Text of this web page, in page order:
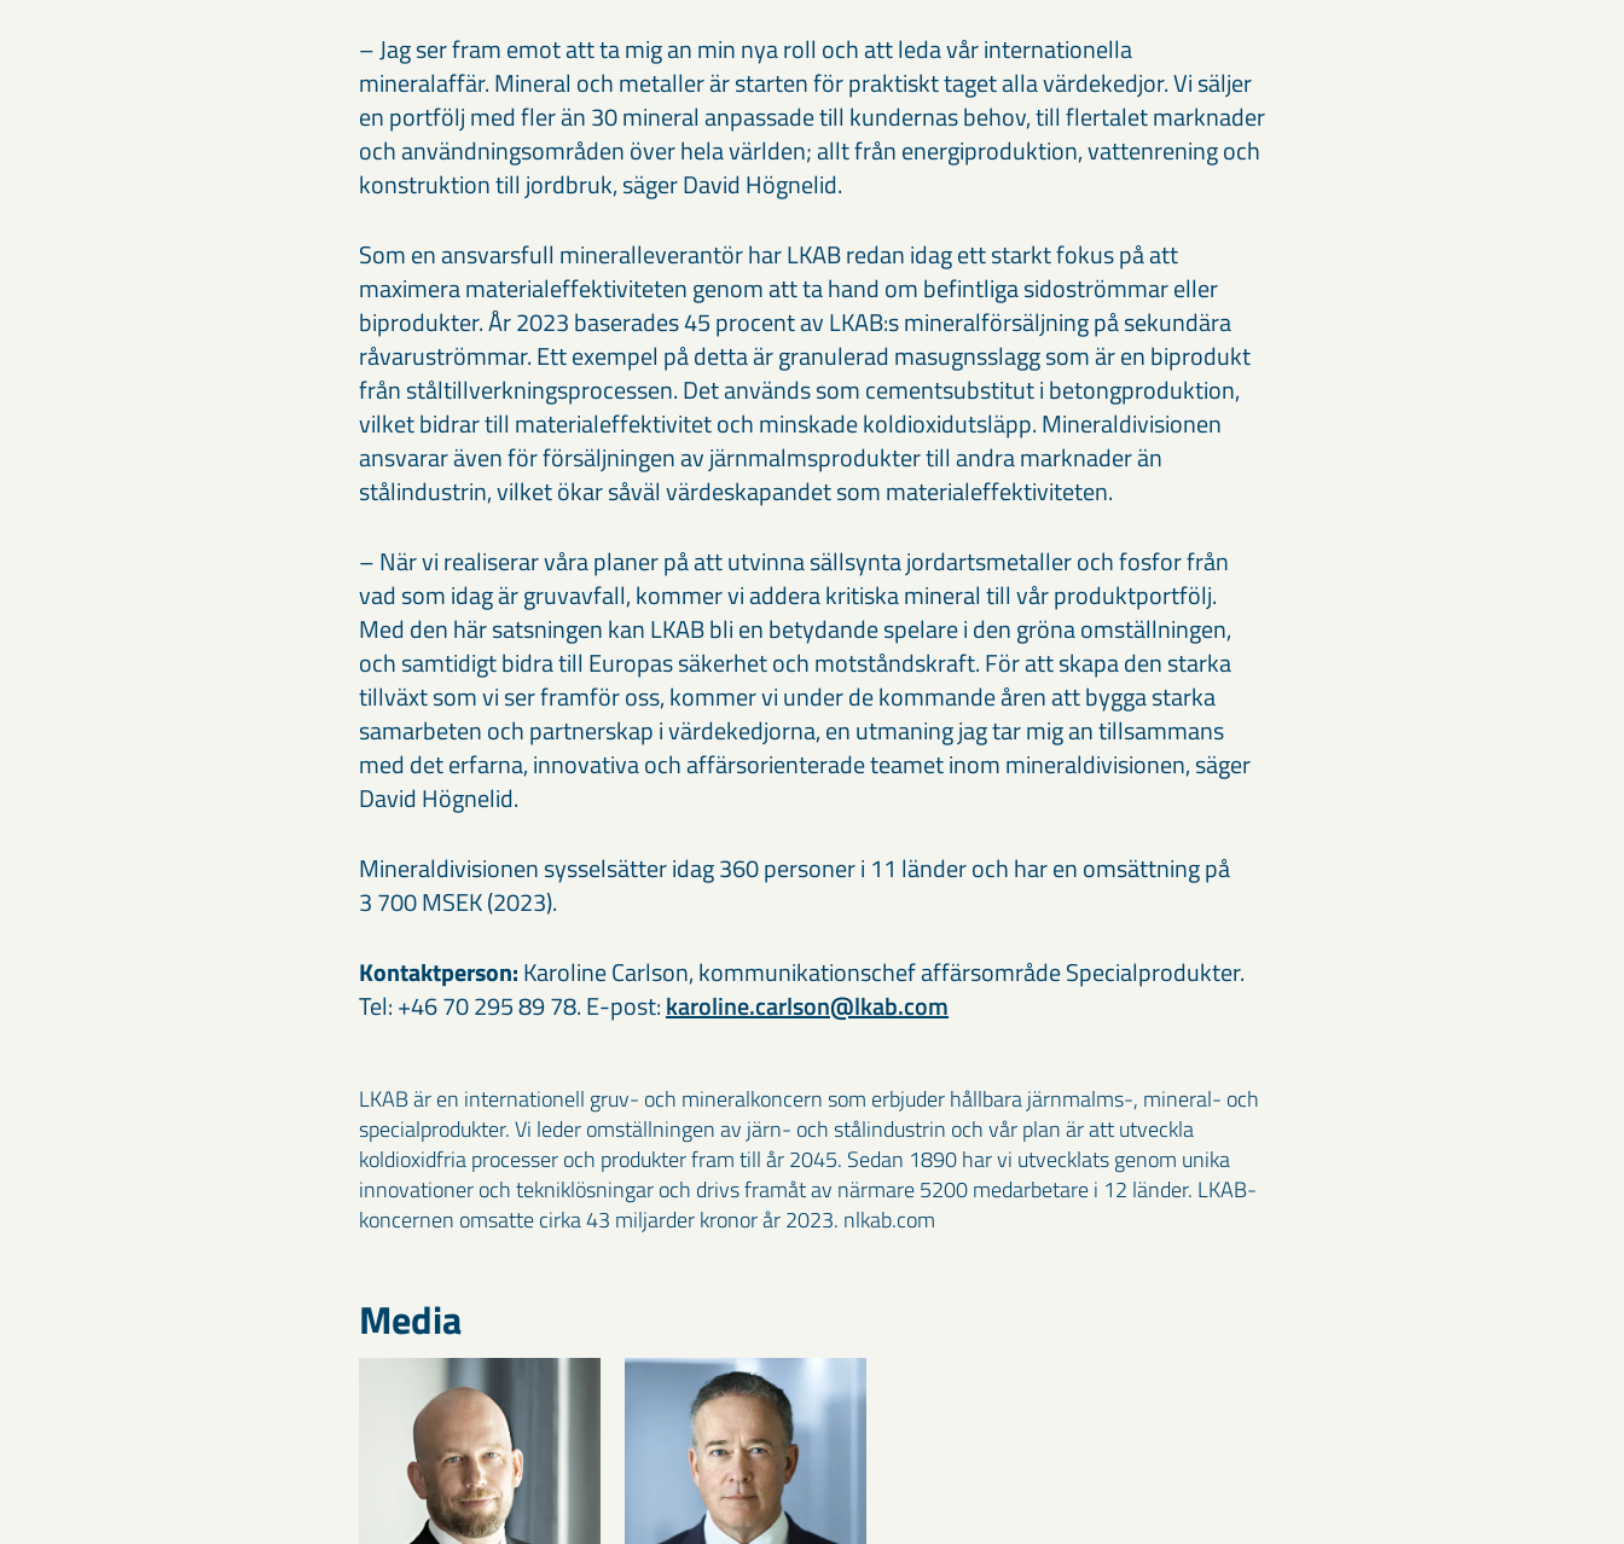
– Jag ser fram emot att ta mig an min nya roll och att leda vår internationella
mineralaffär. Mineral och metaller är starten för praktiskt taget alla värdekedjor. Vi säljer
en portfölj med fler än 30 mineral anpassade till kundernas behov, till flertalet marknader
och användningsområden över hela världen; allt från energiproduktion, vattenrening och
konstruktion till jordbruk, säger David Högnelid.
Som en ansvarsfull mineralleverantör har LKAB redan idag ett starkt fokus på att
maximera materialeffektiviteten genom att ta hand om befintliga sidoströmmar eller
biprodukter. År 2023 baserades 45 procent av LKAB:s mineralförsäljning på sekundära
råvaruströmmar. Ett exempel på detta är granulerad masugnsslagg som är en biprodukt
från ståltillverkningsprocessen. Det används som cementsubstitut i betongproduktion,
vilket bidrar till materialeffektivitet och minskade koldioxidutsläpp. Mineraldivisionen
ansvarar även för försäljningen av järnmalmsprodukter till andra marknader än
stålindustrin, vilket ökar såväl värdeskapandet som materialeffektiviteten.
– När vi realiserar våra planer på att utvinna sällsynta jordartsmetaller och fosfor från
vad som idag är gruvavfall, kommer vi addera kritiska mineral till vår produktportfölj.
Med den här satsningen kan LKAB bli en betydande spelare i den gröna omställningen,
och samtidigt bidra till Europas säkerhet och motståndskraft. För att skapa den starka
tillväxt som vi ser framför oss, kommer vi under de kommande åren att bygga starka
samarbeten och partnerskap i värdekedjorna, en utmaning jag tar mig an tillsammans
med det erfarna, innovativa och affärsorienterade teamet inom mineraldivisionen, säger
David Högnelid.
Mineraldivisionen sysselsätter idag 360 personer i 11 länder och har en omsättning på
3 700 MSEK (2023).
Kontaktperson:Karoline Carlson, kommunikationschef affärsområde Specialprodukter.
Tel: +46 70 295 89 78. E-post:karoline.carlson@lkab.com
LKAB är en internationell gruv- och mineralkoncern som erbjuder hållbara järnmalms-, mineral- och
specialprodukter. Vi leder omställningen av järn- och stålindustrin och vår plan är att utveckla
koldioxidfria processer och produkter fram till år 2045. Sedan 1890 har vi utvecklats genom unika
innovationer och tekniklösningar och drivs framåt av närmare 5200 medarbetare i 12 länder. LKAB-
koncernen omsatte cirka 43 miljarder kronor år 2023. nlkab.com
Media